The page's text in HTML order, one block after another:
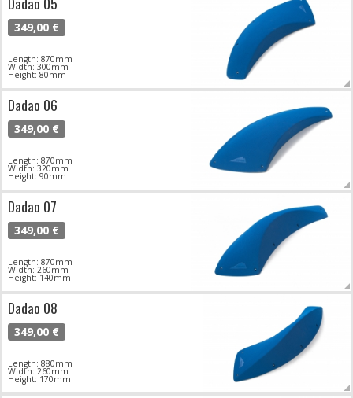
349,00 €
Length: 870mm
Width: 300mm
Height: 80mm
Dadao 06
349,00 €
Length: 870mm
Width: 320mm
Height: 90mm
Dadao 07
349,00 €
Length: 870mm
Width: 260mm
Height: 140mm
Dadao 08
349,00 €
Length: 880mm
Width: 260mm
Height: 170mm